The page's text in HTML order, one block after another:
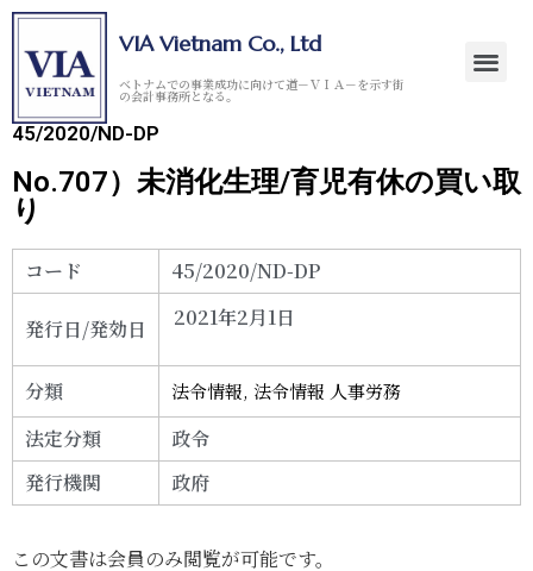
VIA Vietnam Co., Ltd
ベトナムでの事業成功に向けて道－ＶＩＡ－を示す街
の会計事務所となる。
45/2020/ND-DP
No.707）未消化生理/育児有休の買い取
り
コード 45/2020/ND-DP
発行日/発効日 2021年2月1日
分類 法令情報,法令情報 人事労務
法定分類
政令
発行機関
政府
この文書は会員のみ閲覧が可能です。